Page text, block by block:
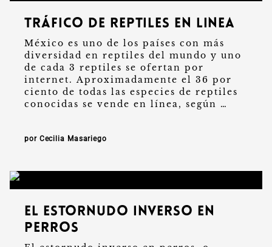
Tráfico de reptiles en linea
México es uno de los países con más
diversidad en reptiles del mundo y uno
de cada 3 reptiles se ofertan por
internet. Aproximadamente el 36 por
ciento de todas las especies de reptiles
conocidas se vende en línea, según …
por Cecilia Masariego
El estornudo inverso en
perros